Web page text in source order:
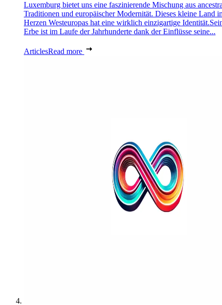
Luxemburg bietet uns eine faszinierende Mischung aus
Traditionen und europäischer Modernität. Dieses kleine Land
Herzen Westeuropas hat eine wirklich einzigartige
Erbe ist im Laufe der Jahrhunderte dank der Einflüsse seine...
ArticlesRead more